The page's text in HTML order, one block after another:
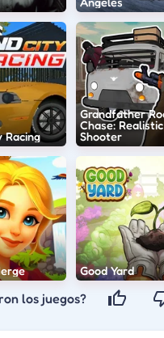
Racing
Grandfather
Chase: Realistic
Shooter
Good Yard
los juegos?